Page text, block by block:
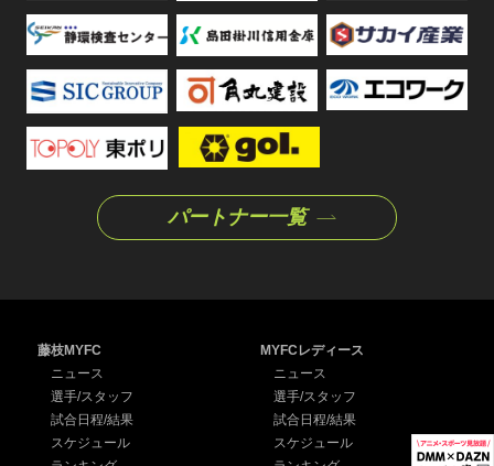
パートナー一覧
藤枝MYFC
ニュース
選手/スタッフ
試合日程/結果
スケジュール
MYFCレディース
ニュース
選手/スタッフ
試合日程/結果
スケジュール